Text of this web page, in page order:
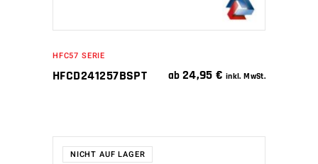
HFC57 SERIE
HFCD241257BSPT ab 24,95€ inkl. MwSt.
NICHT AUF LAGER